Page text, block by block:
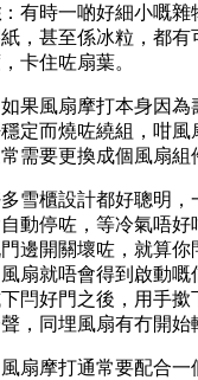
：有時一啲好細小嘅
，甚至係冰粒，都有
卡住咗扇葉。
如果風扇摩打本身因
定而燒咗繞組，咁風
需要更換成個風扇組
雪櫃設計都好聰明，
動停咗，等冷氣唔好
邊開關壞咗，就算你
扇就唔會得到啟動嘅
閂好門之後，用手撳
，同埋風扇有冇開始
風扇摩打通常要配合